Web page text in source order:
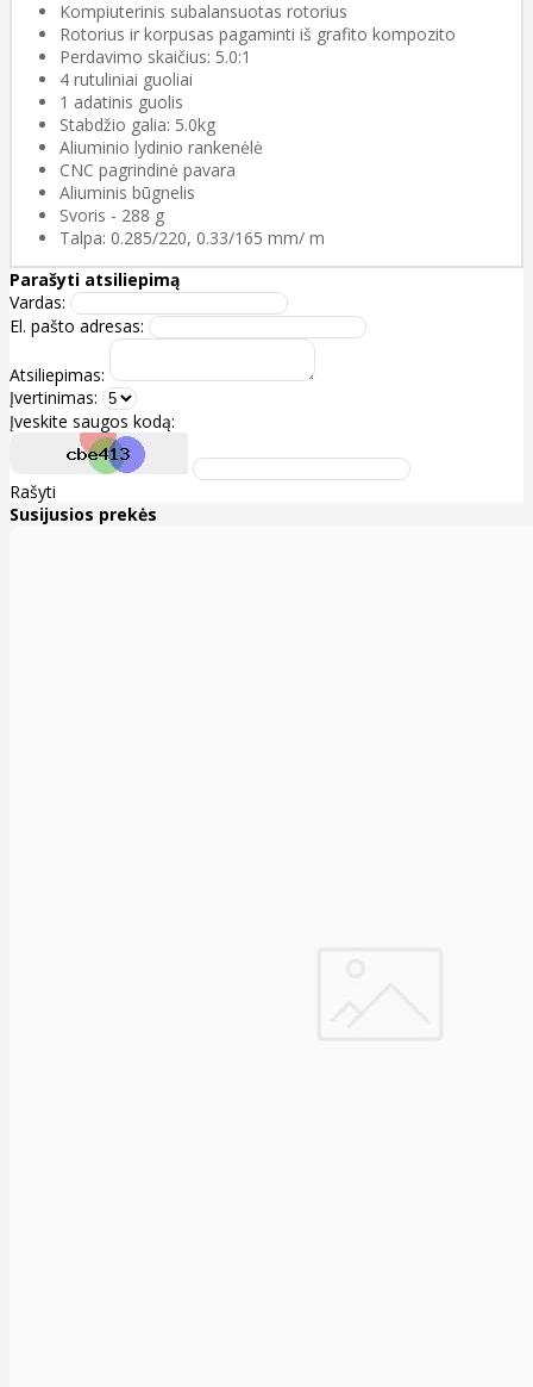
Kompiuterinis subalansuotas rotorius
Rotorius ir korpusas pagaminti iš grafito kompozito
Perdavimo skaičius: 5.0:1
4 rutuliniai guoliai
1 adatinis guolis
Stabdžio galia: 5.0kg
Aliuminio lydinio rankenėlė
CNC pagrindinė pavara
Aliuminis būgnelis
Svoris - 288 g
Talpa: 0.285/220, 0.33/165 mm/ m
Parašyti atsiliepimą
Vardas:
El. pašto adresas:
Atsiliepimas:
Įvertinimas:
Įveskite saugos kodą:
Rašyti
Susijusios prekės